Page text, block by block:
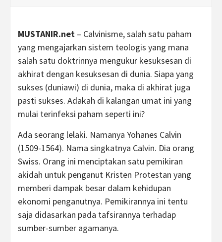
MUSTANIR.net – Calvinisme, salah satu paham
yang mengajarkan sistem teologis yang mana
salah satu doktrinnya mengukur kesuksesan di
akhirat dengan kesuksesan di dunia. Siapa yang
sukses (duniawi) di dunia, maka di akhirat juga
pasti sukses. Adakah di kalangan umat ini yang
mulai terinfeksi paham seperti ini?
Ada seorang lelaki. Namanya Yohanes Calvin
(1509-1564). Nama singkatnya Calvin. Dia orang
Swiss. Orang ini menciptakan satu pemikiran
akidah untuk penganut Kristen Protestan yang
memberi dampak besar dalam kehidupan
ekonomi penganutnya. Pemikirannya ini tentu
saja didasarkan pada tafsirannya terhadap
sumber-sumber agamanya.